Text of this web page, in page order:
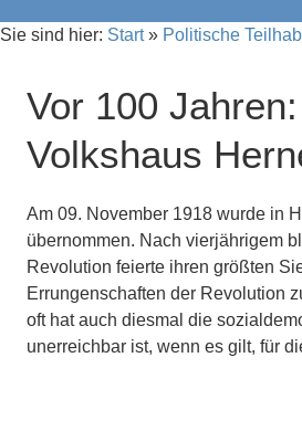
Sie sind hier: Start» Politische
Vor 100
Volkshaus
Am 09. November 1918 wurde in
übernommen. Nach vierjährigem
Revolution feierte ihren größten
Errungenschaften der Revolution
oft hat auch diesmal die
unerreichbar ist, wenn es gilt, für